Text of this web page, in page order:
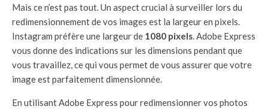
Mais ce n’est pas tout. Un aspect crucial à surveiller lors du
redimensionnement de vos images est la largeur en pixels.
Instagram préfère une largeur de 1080 pixels. Adobe Express
vous donne des indications sur les dimensions pendant que
vous travaillez, ce qui vous permet de vous assurer que votre
image est parfaitement dimensionnée.
En utilisant Adobe Express pour redimensionner vos photos